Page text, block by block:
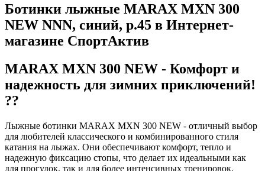
Ботинки лыжные MARAX MXN 300
NEW NNN, синий, р.45 в Интернет-
магазине СпортАктив
MARAX MXN 300 NEW - Комфорт и
надежность для зимних приключений!
??
Лыжные ботинки MARAX MXN 300 NEW - отличный выбор
для любителей классического и комбинированного стиля
катания на лыжах. Они обеспечивают комфорт, тепло и
надежную фиксацию стопы, что делает их идеальными как
для прогулок, так и для более интенсивных тренировок.